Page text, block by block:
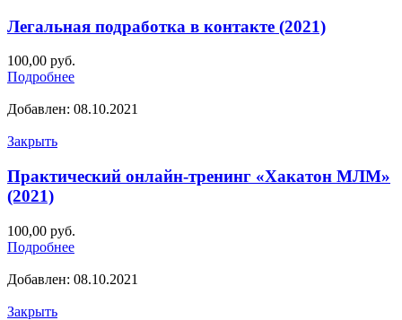
Легальная подработка в контакте (2021)
100,00 руб.
Подробнее
Добавлен: 08.10.2021
Закрыть
Практический онлайн-тренинг «Хакатон МЛМ»
(2021)
100,00 руб.
Подробнее
Добавлен: 08.10.2021
Закрыть